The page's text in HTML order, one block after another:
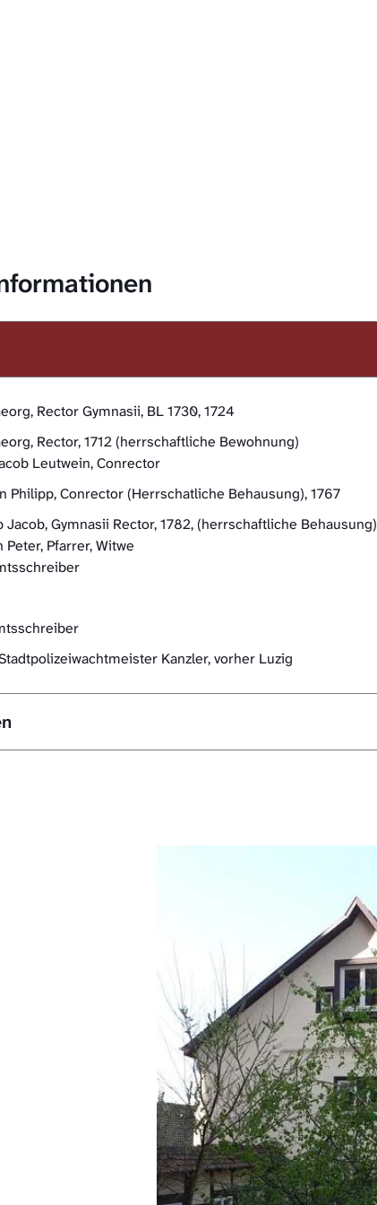
Rector Gymnasii, BL 1730, 1724
Rector, 1712 (herrschaftliche Bewohnung)
Leutwein, Conrector
Philipp, Conrector (Herrschatliche Behausung), 1767
Jacob, Gymnasii Rector, 1782, (herrschaftliche Behausung)
Peter, Pfarrer, Witwe
Kanzler, vorher Luzig